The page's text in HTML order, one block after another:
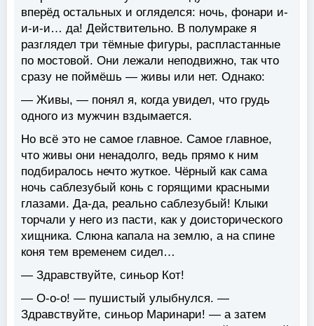
вперёд остальных и огляделся: ночь, фонари и-
и-и-и… да! Действительно. В полумраке я
разглядел три тёмные фигуры, распластанные
по мостовой. Они лежали неподвижно, так что
сразу не поймёшь — живы или нет. Однако:
— Живы, — понял я, когда увидел, что грудь
одного из мужчин вздымается.
Но всё это не самое главное. Самое главное,
что живы они ненадолго, ведь прямо к ним
подбиралось нечто жуткое. Чёрный как сама
ночь саблезубый конь с горящими красными
глазами. Да-да, реально саблезубый! Клыки
торчали у него из пасти, как у доисторического
хищника. Слюна капала на землю, а на спине
коня тем временем сидел…
— Здравствуйте, синьор Кот!
— О-о-о! — пушистый улыбнулся. —
Здравствуйте, синьор Маринари! — а затем